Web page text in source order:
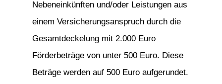
Nebeneinkünften und/oder Leistungen aus
einem Versicherungsanspruch durch die
Gesamtdeckelung mit 2.000 Euro
Förderbeträge von unter 500 Euro. Diese
Beträge werden auf 500 Euro aufgerundet.